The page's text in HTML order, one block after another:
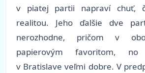
v piatej partii napraví chuť,
realitou. Jeho ďalšie dve
nerozhodne, pričom v
papierovým favoritom,
v Bratislave veľmi dobre. V